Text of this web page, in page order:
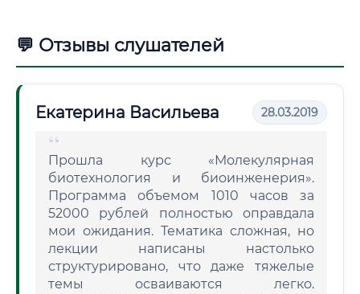
💬 Отзывы слушателей
Екатерина Васильева 28.03.2019
Прошла курс «Молекулярная
биотехнология и биоинженерия».
Программа объемом 1010 часов за
52000 рублей полностью оправдала
мои ожидания. Тематика сложная, но
лекции написаны настолько
структурировано, что даже тяжелые
темы осваиваются легко.